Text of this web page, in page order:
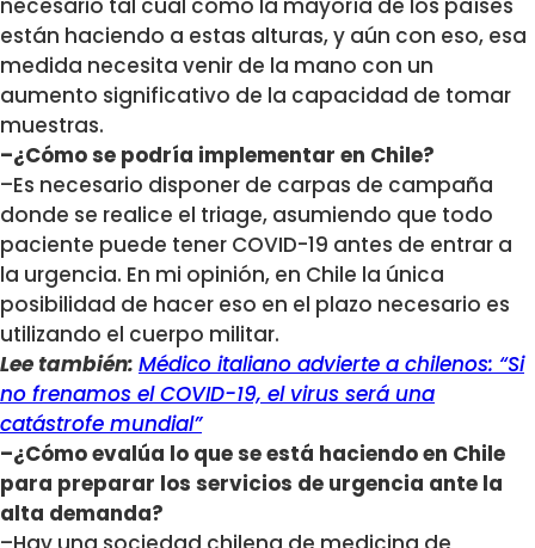
están haciendo a estas alturas, y aún con eso, esa
medida necesita venir de la mano con un
aumento significativo de la capacidad de tomar
muestras.
–¿Cómo se podría implementar en Chile?
–Es necesario disponer de carpas de campaña
donde se realice el triage, asumiendo que todo
paciente puede tener COVID-19 antes de entrar a
la urgencia. En mi opinión, en Chile la única
posibilidad de hacer eso en el plazo necesario es
utilizando el cuerpo militar.
Lee también: Médico italiano advierte a chilenos: “Si
no frenamos el COVID-19, el virus será una
catástrofe mundial”
–¿Cómo evalúa lo que se está haciendo en Chile
para preparar los servicios de urgencia ante la
alta demanda?